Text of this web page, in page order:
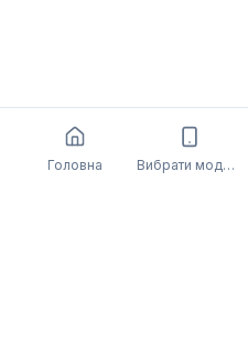
Головна Вибрати модель